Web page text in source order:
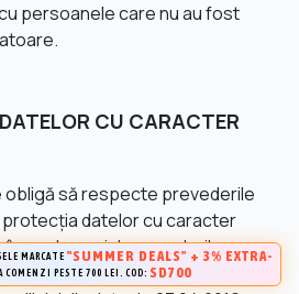
persoanele care nu au fost
CU CARACTER
obligă să respecte prevederile
protecția datelor cu caracter
în mod special, prevederile
2016/679 al Parlamentului
MARCATE "SUMMER DEALS" + 3% EXTRA-
COMENZI PESTE 700 LEI. COD: SD700